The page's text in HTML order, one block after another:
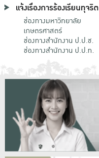
แจ้งเรื่องการร้องเรียนทุจริต
ช่องทางมหาวิทยาลัย
เกษตรศาสตร์
ช่องทางสำนักงาน ป.ป.ช.
ช่องทางสำนักงาน ป.ป.ท.